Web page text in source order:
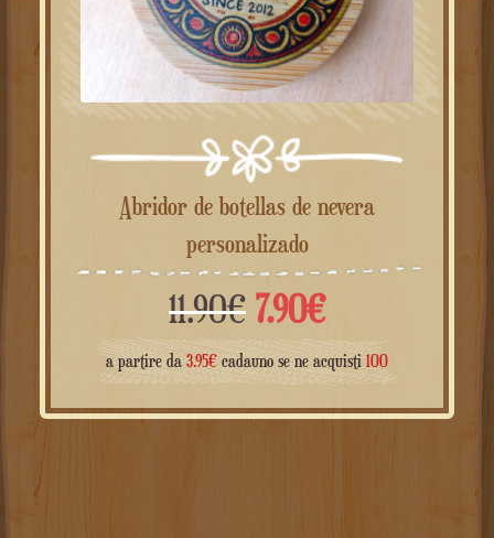
Abridor de botellas de nevera
personalizado
11.90€ El
precio
original
7.90€El
precio
actual
a partire da 3.95€ cadauno se ne acquisti100